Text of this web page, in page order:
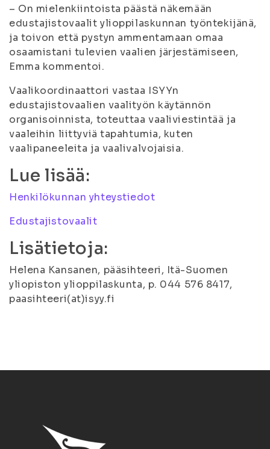
– On mielenkiintoista päästä näkemään
edustajistovaalit ylioppilaskunnan työntekijänä,
ja toivon että pystyn ammentamaan omaa
osaamistani tulevien vaalien järjestämiseen,
Emma kommentoi.
Vaalikoordinaattori vastaa ISYYn
edustajistovaalien vaalityön käytännön
organisoinnista, toteuttaa vaaliviestintää ja
vaaleihin liittyviä tapahtumia, kuten
vaalipaneeleita ja vaalivalvojaisia.
Lue lisää:
Henkilökunnan yhteystiedot
Edustajistovaalit
Lisätietoja:
Helena Kansanen, pääsihteeri, Itä-Suomen
yliopiston ylioppilaskunta, p. 044 576 8417,
paasihteeri(at)isyy.fi